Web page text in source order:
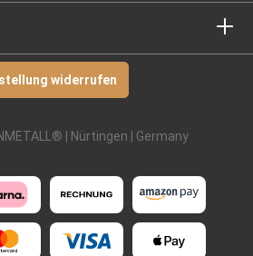
widerrufen
| Nürtingen | Germany